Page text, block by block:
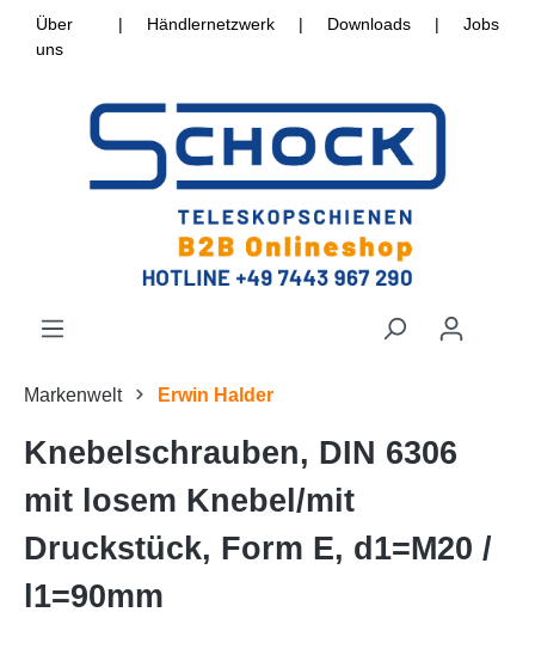
Über
uns
| Händlernetzwerk | Downloads | Jobs
Markenwelt Erwin Halder
Knebelschrauben, DIN 6306
mit losem Knebel/mit
Druckstück, Form E, d1=M20 /
l1=90mm